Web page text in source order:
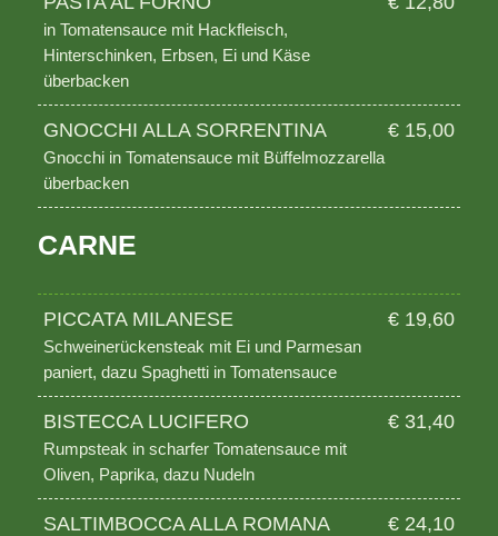
in Tomatensauce mit Hackfleisch,
Hinterschinken, Erbsen, Ei und Käse
überbacken
GNOCCHI ALLA SORRENTINA € 15,00
Gnocchi in Tomatensauce mit Büffelmozzarella
überbacken
CARNE
PICCATA MILANESE € 19,60
Schweinerückensteak mit Ei und Parmesan
paniert, dazu Spaghetti in Tomatensauce
BISTECCA LUCIFERO € 31,40
Rumpsteak in scharfer Tomatensauce mit
Oliven, Paprika, dazu Nudeln
SALTIMBOCCA ALLA ROMANA € 24,10